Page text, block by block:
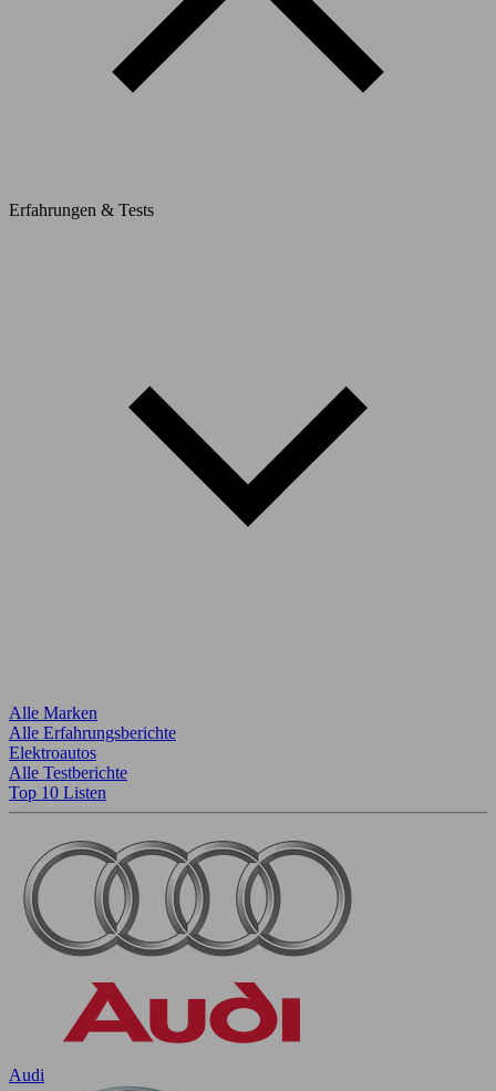
Erfahrungen & Tests
Alle Marken
Alle Erfahrungsberichte
Elektroautos
Alle Testberichte
Top 10 Listen
Audi